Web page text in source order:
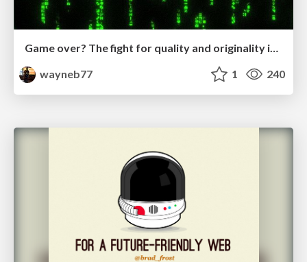
Game over? The fight for quality and originality in the time of robots
wayneb77
1 240